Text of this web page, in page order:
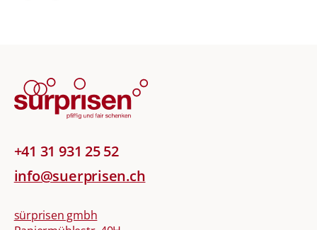
+41 31 931 25 52
info@suerprisen.ch
sürprisen gmbh